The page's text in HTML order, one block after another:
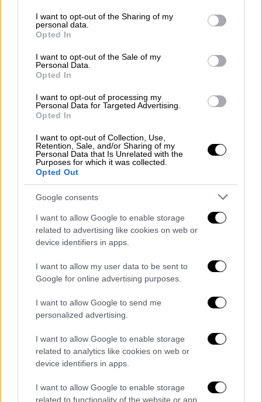
not limited to your visit or usage behaviour. You may click to
grant or deny consent to Google and its third-party tags to
use your data for below specified purposes in below Google
consent section.
I want to opt-out of the Sharing of my
personal data.
Opted In
I want to opt-out of the Sale of my
Personal Data.
Opted In
I want to opt-out of processing my
Personal Data for Targeted Advertising.
Opted In
I want to opt-out of Collection, Use,
Retention, Sale, and/or Sharing of my
Personal Data that Is Unrelated with the
Purposes for which it was collected.
Opted Out
Google consents
I want to allow Google to enable storage
related to advertising like cookies on web or
device identifiers in apps.
I want to allow my user data to be sent to
Google for online advertising purposes.
I want to allow Google to send me
personalized advertising.
I want to allow Google to enable storage
related to analytics like cookies on web or
device identifiers in apps.
I want to allow Google to enable storage
related to functionality of the website or app.
Ο «βασιλιάς» των γηπέδων
Πέμπτη, 29 Δεκεμβρίου, μετά από πολυετή
μάχη με τον καρκίνο.
Ήταν 82 ετών. Η σορός
του τοποθετήθηκε στο κέντρο του γηπέδου,
έξω από το Σάο Πάολο του Βραζιλίας, στο
σημείο όπου πέτυχε μερικά από τα καλύτερα
γίνει την Τρίτη, 2 Ιανουαρίου, μερικά μέτρα
παρακάτω.
Παρά την παγκόσμια φήμη παρέμενε
ένας ταπεινός άνθρωπος
Από τις πρώτες πρωινές ώρες της
Δευτέρας, χιλιάδες θαυμαστές του
πλήρες
όνομα του οποίου ήταν Έντσον Αράντες ντο
Νασιμέντο
άρχισαν να καταφθάνουν στο
γήπεδο. Μεταξύ αυτών, και ο δικαστής του
Ανώτατου Δικαστηρίου της Βραζιλίας
Γκίλμαρ Μέντες . «Είναι μια πολύ θλιβερή
στιγμή, αλλά τώρα βλέπουμε την πραγματική
σημασία αυτού του θρυλικού παίκτη για τη
φανέλες υπογεγραμμένες από τον Πελέ, μια